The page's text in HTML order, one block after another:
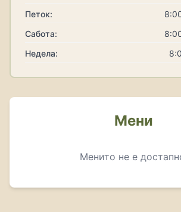
Петок:
Сабота:
Недела:
Мени
Менито не е